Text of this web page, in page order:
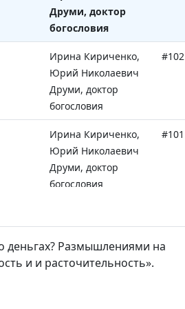
Друми, доктор
богословия
Ирина Кириченко,
Юрий Николаевич
Друми, доктор
богословия
#102
Ирина Кириченко,
Юрий Николаевич
Друми, доктор
богословия
#101
Юрий Николаевич
Друми, доктор
богословия
деньгах? Размышлениями на
и и расточительность».